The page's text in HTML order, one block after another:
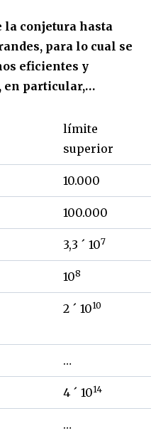
la conjetura hasta
para lo cual se
eficientes y
en particular,…
límite
superior
10.000
100.000
3,3 ´ 107
108
2 ´ 1010
…
4 ´ 1014
…